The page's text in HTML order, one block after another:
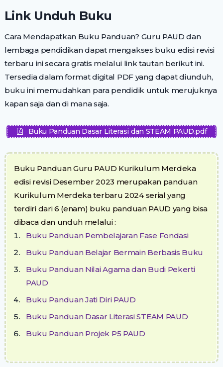
Link Unduh Buku
Cara Mendapatkan Buku Panduan? Guru PAUD dan
lembaga pendidikan dapat mengakses buku edisi revisi
terbaru ini secara gratis melalui link tautan berikut ini.
Tersedia dalam format digital PDF yang dapat diunduh,
buku ini memudahkan para pendidik untuk merujuknya
kapan saja dan di mana saja.
Buku Panduan Dasar Literasi dan STEAM PAUD.pdf
Buku Panduan Guru PAUD Kurikulum Merdeka
edisi revisi Desember 2023 merupakan panduan
Kurikulum Merdeka terbaru 2024 serial yang
terdiri dari 6 (enam) buku panduan PAUD yang bisa
dibaca dan unduh melalui :
Buku Panduan Pembelajaran Fase Fondasi
Buku Panduan Belajar Bermain Berbasis Buku
Buku Panduan Nilai Agama dan Budi Pekerti
PAUD
Buku Panduan Jati Diri PAUD
Buku Panduan Dasar Literasi STEAM PAUD
Buku Panduan Projek P5 PAUD